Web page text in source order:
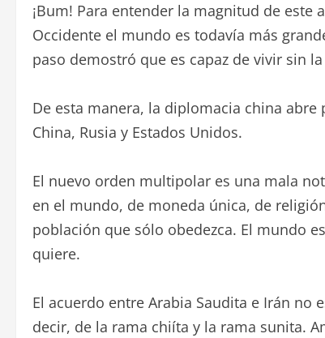
¡Bum! Para entender la magnitud de
Occidente el mundo es todavía más
paso demostró que es capaz de vivir sin
De esta manera, la diplomacia china
China, Rusia y Estados Unidos.
El nuevo orden multipolar es una mala
en el mundo, de moneda única, de
población que sólo obedezca. El mundo
quiere.
El acuerdo entre Arabia Saudita e Irán no
decir, de la rama chiíta y la rama sunita.